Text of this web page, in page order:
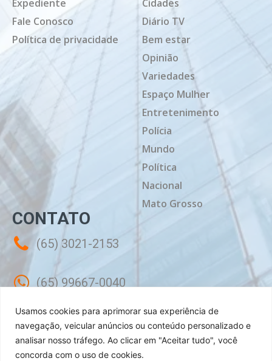
Usamos cookies para aprimorar sua experiência de
navegação, veicular anúncios ou conteúdo personalizado e
analisar nosso tráfego. Ao clicar em "Aceitar tudo", você
concorda com o uso de cookies.
Expediente
Fale Conosco
Política de privacidade
Cidades
Diário TV
Bem estar
Opinião
Variedades
Espaço Mulher
Entretenimento
Polícia
Mundo
Política
Nacional
Mato Grosso
CONTATO
(65) 3021-2153
(65) 99667-0040
contato@mtdiario.com.br